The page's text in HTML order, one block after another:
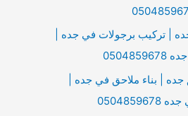
| تركيب برجولات في جده |
جده | بناء ملاحق في جده |